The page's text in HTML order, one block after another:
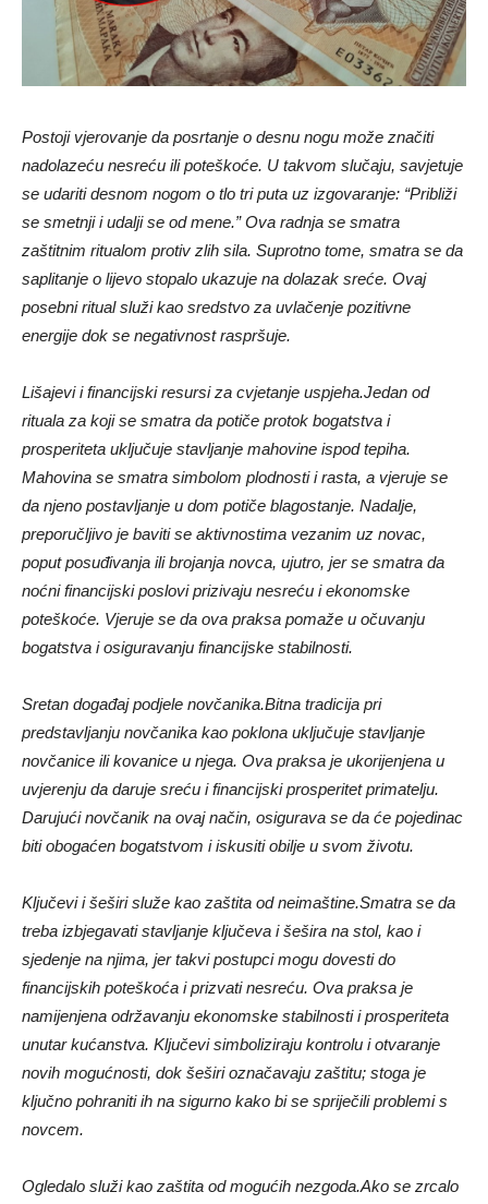
Postoji vjerovanje da posrtanje o desnu nogu može značiti
nadolazeću nesreću ili poteškoće. U takvom slučaju, savjetuje
se udariti desnom nogom o tlo tri puta uz izgovaranje: “Približi
se smetnji i udalji se od mene.” Ova radnja se smatra
zaštitnim ritualom protiv zlih sila. Suprotno tome, smatra se da
saplitanje o lijevo stopalo ukazuje na dolazak sreće. Ovaj
posebni ritual služi kao sredstvo za uvlačenje pozitivne
energije dok se negativnost raspršuje.
Lišajevi i financijski resursi za cvjetanje uspjeha.Jedan od
rituala za koji se smatra da potiče protok bogatstva i
prosperiteta uključuje stavljanje mahovine ispod tepiha.
Mahovina se smatra simbolom plodnosti i rasta, a vjeruje se
da njeno postavljanje u dom potiče blagostanje. Nadalje,
preporučljivo je baviti se aktivnostima vezanim uz novac,
poput posuđivanja ili brojanja novca, ujutro, jer se smatra da
noćni financijski poslovi prizivaju nesreću i ekonomske
poteškoće. Vjeruje se da ova praksa pomaže u očuvanju
bogatstva i osiguravanju financijske stabilnosti.
Sretan događaj podjele novčanika.Bitna tradicija pri
predstavljanju novčanika kao poklona uključuje stavljanje
novčanice ili kovanice u njega. Ova praksa je ukorijenjena u
uvjerenju da daruje sreću i financijski prosperitet primatelju.
Darujući novčanik na ovaj način, osigurava se da će pojedinac
biti obogaćen bogatstvom i iskusiti obilje u svom životu.
Ključevi i šeširi služe kao zaštita od neimaštine.Smatra se da
treba izbjegavati stavljanje ključeva i šešira na stol, kao i
sjedenje na njima, jer takvi postupci mogu dovesti do
financijskih poteškoća i prizvati nesreću. Ova praksa je
namijenjena održavanju ekonomske stabilnosti i prosperiteta
unutar kućanstva. Ključevi simboliziraju kontrolu i otvaranje
novih mogućnosti, dok šeširi označavaju zaštitu; stoga je
ključno pohraniti ih na sigurno kako bi se spriječili problemi s
novcem.
Ogledalo služi kao zaštita od mogućih nezgoda.Ako se zrcalo